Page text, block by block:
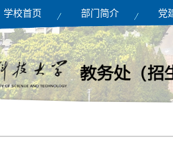
学校首页 部门简介 党